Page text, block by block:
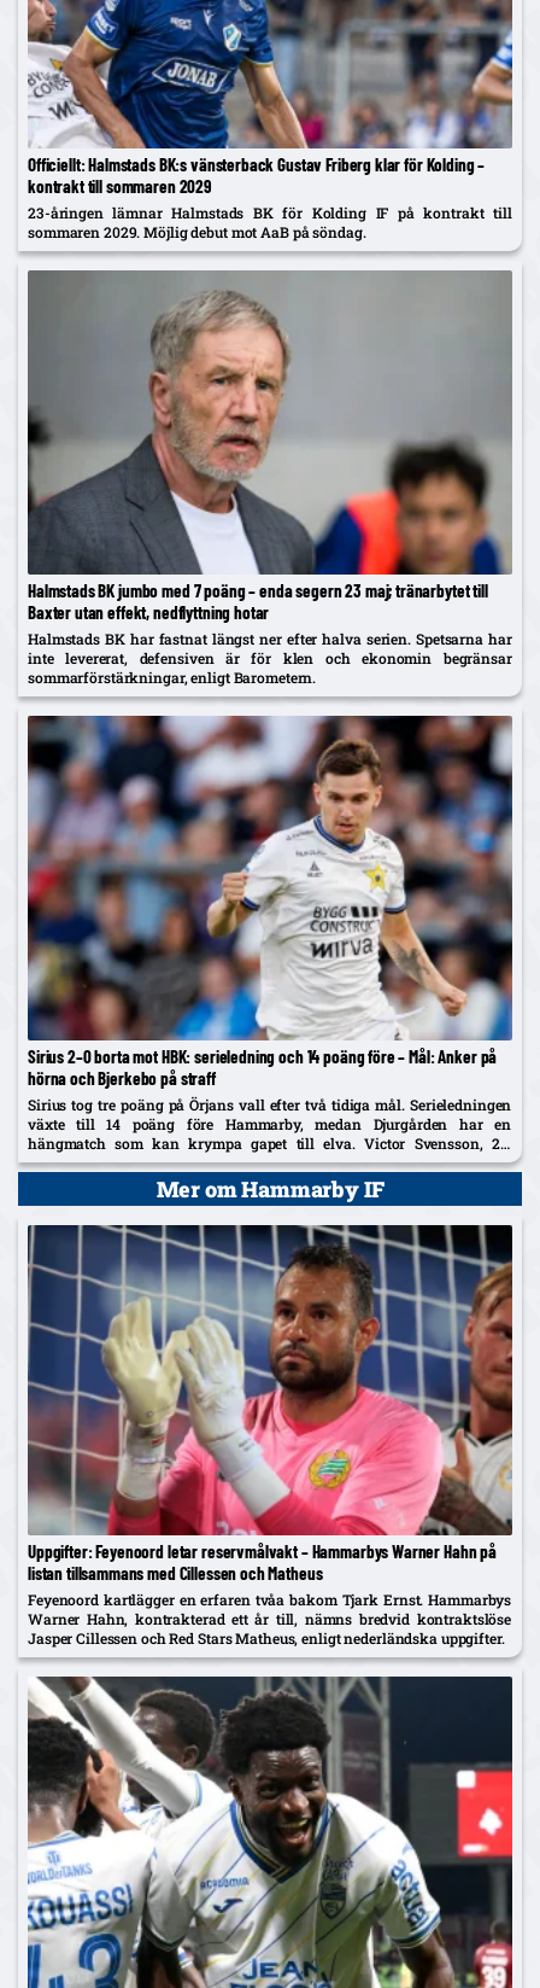
Officiellt: Halmstads BK:s vänsterback Gustav Friberg klar för Kolding –
kontrakt till sommaren 2029
23-åringen lämnar Halmstads BK för Kolding IF på kontrakt till
sommaren 2029. Möjlig debut mot AaB på söndag.
Halmstads BK jumbo med 7 poäng – enda segern 23 maj; tränarbytet till
Baxter utan effekt, nedflyttning hotar
Halmstads BK har fastnat längst ner efter halva serien. Spetsarna har
inte levererat, defensiven är för klen och ekonomin begränsar
sommarförstärkningar, enligt Barometern.
Sirius 2–0 borta mot HBK: serieledning och 14 poäng före – Mål: Anker på
hörna och Bjerkebo på straff
Sirius tog tre poäng på Örjans vall efter två tidiga mål. Serieledningen
växte till 14 poäng före Hammarby, medan Djurgården har en
hängmatch som kan krympa gapet till elva. Victor Svensson, 20,
startade centralt i Melker Heiers frånvaro.
Mer om Hammarby IF
Uppgifter: Feyenoord letar reservmålvakt – Hammarbys Warner Hahn på
listan tillsammans med Cillessen och Matheus
Feyenoord kartlägger en erfaren tvåa bakom Tjark Ernst. Hammarbys
Warner Hahn, kontrakterad ett år till, nämns bredvid kontraktslöse
Jasper Cillessen och Red Stars Matheus, enligt nederländska uppgifter.